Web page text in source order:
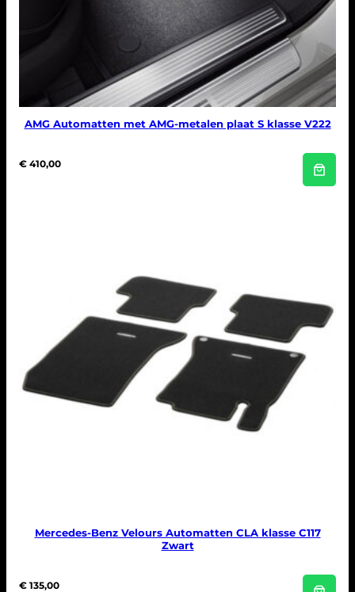
AMG Automatten met AMG-metalen plaat S klasse V222
€ 410,00
Mercedes-Benz Velours Automatten CLA klasse C117
Zwart
€ 135,00